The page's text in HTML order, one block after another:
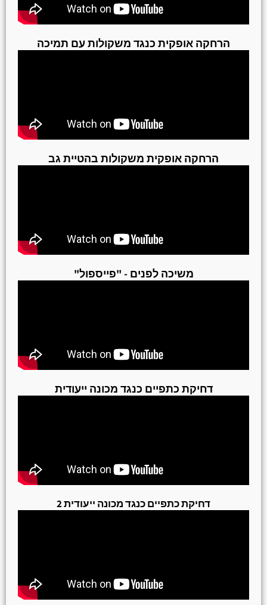
הרחקה אופקית כנגד משקולות עם תמיכה
הרחקה אופקית משקולות בהטיית גב
משיכה לפנים - "פייספול"
דחיקת כתפיים כנגד מכונה ייעודית
דחיקת כתפיים כנגד מכונה ייעודית 2